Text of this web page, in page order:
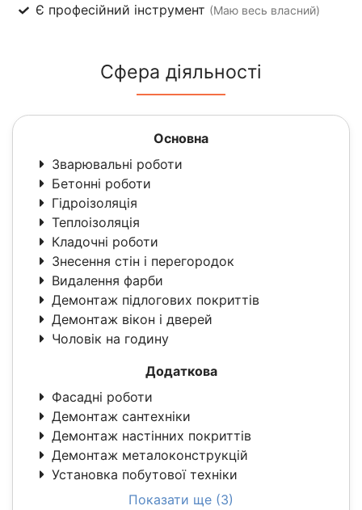
Є професійний інструмент (Маю весь власний)
Сфера діяльності
Основна
Зварювальні роботи
Бетонні роботи
Гідроізоляція
Теплоізоляція
Кладочні роботи
Знесення стін і перегородок
Видалення фарби
Демонтаж підлогових покриттів
Демонтаж вікон і дверей
Чоловік на годину
Додаткова
Фасадні роботи
Демонтаж сантехніки
Демонтаж настінних покриттів
Демонтаж металоконструкцій
Установка побутової техніки
Показати ще (3)